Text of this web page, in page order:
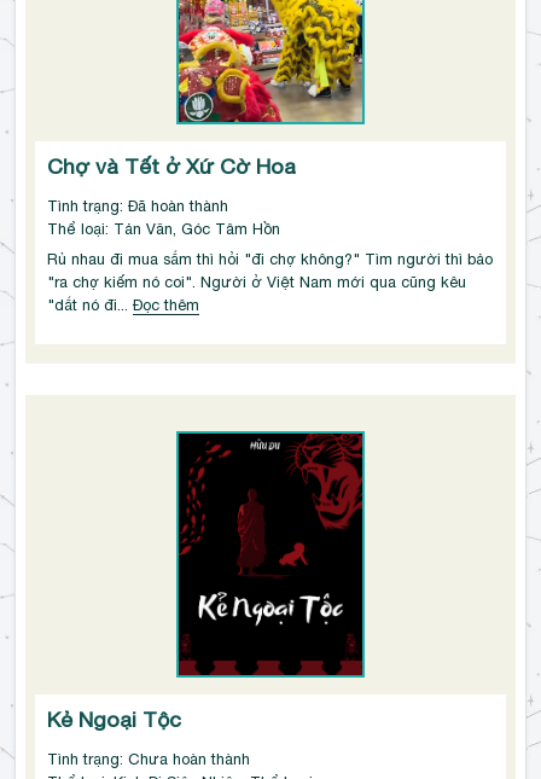
Chợ và Tết ở Xứ Cờ Hoa
Tình trạng: Đã hoàn thành
Thể loại: Tản Văn, Góc Tâm Hồn
Rủ nhau đi mua sắm thì hỏi "đi chợ không?" Tìm người thì bảo
"ra chợ kiếm nó coi". Người ở Việt Nam mới qua cũng kêu
"dắt nó đi... Đọc thêm
Kẻ Ngoại Tộc
Tình trạng: Chưa hoàn thành